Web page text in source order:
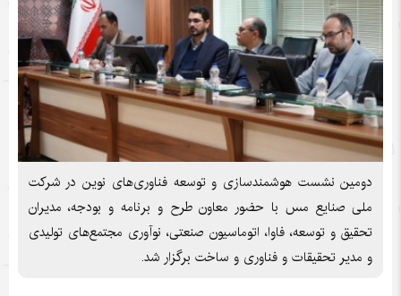
دومین نشست هوشمندسازی و توسعه فناوری‌های نوین در شرکت
ملی صنایع مس با حضور معاون طرح و برنامه و بودجه، مدیران
تحقیق و توسعه، فاوا، اتوماسیون صنعتی، نوآوری مجتمع‌های تولیدی
و مدیر تحقیقات و فناوری و ساخت برگزار شد.